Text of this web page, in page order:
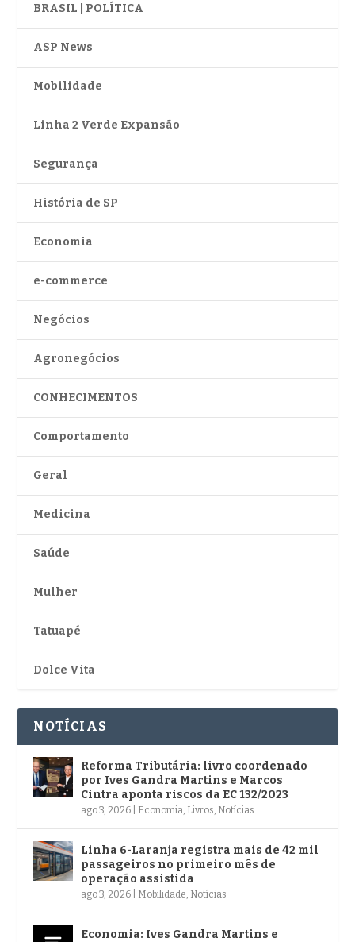
BRASIL | POLÍTICA
ASP News
Mobilidade
Linha 2 Verde Expansão
Segurança
História de SP
Economia
e-commerce
Negócios
Agronegócios
CONHECIMENTOS
Comportamento
Geral
Medicina
Saúde
Mulher
Tatuapé
Dolce Vita
NOTÍCIAS
Reforma Tributária: livro coordenado
por Ives Gandra Martins e Marcos
Cintra aponta riscos da EC 132/2023
ago 3, 2026 Economia Livros Notícias
Linha 6-Laranja registra mais de 42 mil
passageiros no primeiro mês de
operação assistida
ago 3, 2026 Mobilidade Notícias
Economia: Ives Gandra Martins e